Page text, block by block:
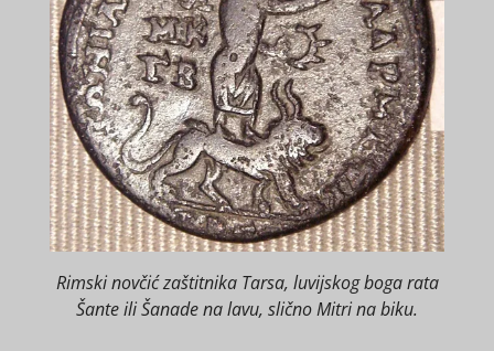
Rimski novčić zaštitnika Tarsa, luvijskog boga rata
Šante ili Šanade na lavu, slično Mitri na biku.